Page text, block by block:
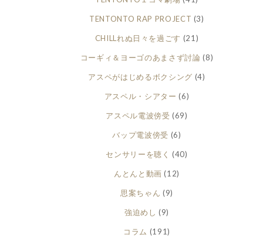
TENTONTO RAP PROJECT (3)
CHILLれぬ日々を過ごす (21)
コーギィ＆ヨーゴのあまさず討論 (8)
アスペがはじめるボクシング (4)
アスペル・シアター (6)
アスペル電波傍受 (69)
バップ電波傍受 (6)
センサリーを聴く (40)
んとんと動画 (12)
思案ちゃん (9)
強迫めし (9)
コラム (191)